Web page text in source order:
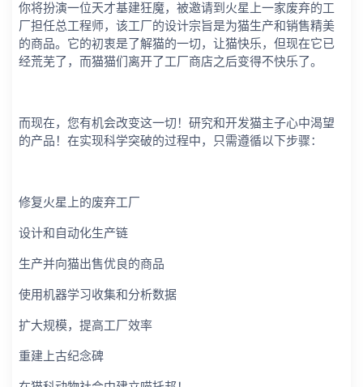
你将扮演一位天才基建狂魔，被邀请到火星上一家废弃的工
厂担任总工程师，该工厂的设计宗旨是为猫生产和销售精美
的商品。它的初衷是了解猫的一切，让猫快乐，但现在它已
经荒芜了，而猫猫们离开了工厂商店之后变得不快乐了。
而现在，您有机会改变这一切！研究和开发猫主子心中渴望
的产品！在实现科学突破的过程中，只需遵循以下步骤：
修复火星上的废弃工厂
设计和自动化生产链
生产并向猫出售优良的商品
使用机器学习收集和分析数据
扩大规模，提高工厂效率
重建上古纪念碑